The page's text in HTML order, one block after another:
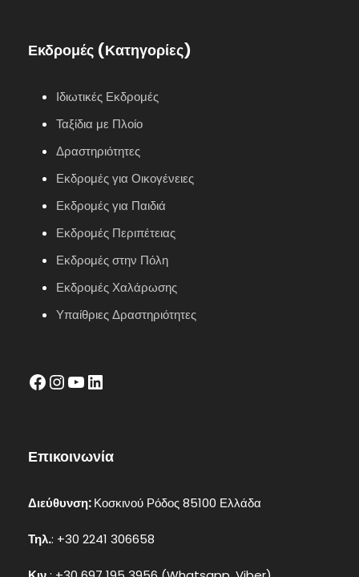
Εκδρομές (Κατηγορίες)
Ιδιωτικές Εκδρομές
Ταξίδια με Πλοίο
Δραστηριότητες
Εκδρομές για Οικογένειες
Εκδρομές για Παιδιά
Εκδρομές Περιπέτειας
Εκδρομές στην Πόλη
Εκδρομές Χαλάρωσης
Υπαίθριες Δραστηριότητες
facebook InstagramYouTube LinkedIn
Επικοινωνία
Διεύθυνση:Κοσκινού Ρόδος 85100 Ελλάδα
Τηλ.: +30 2241 306658